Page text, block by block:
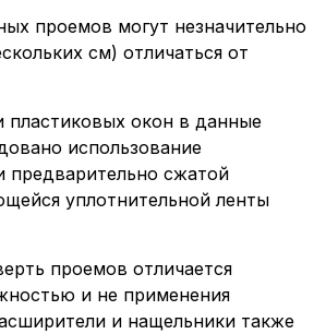
проемов могут незначительно
см) отличаться от
пластиковых окон в данные
использование
предварительно сжатой
уплотнительной ленты
проемов отличается
и не применения
и нащельники также